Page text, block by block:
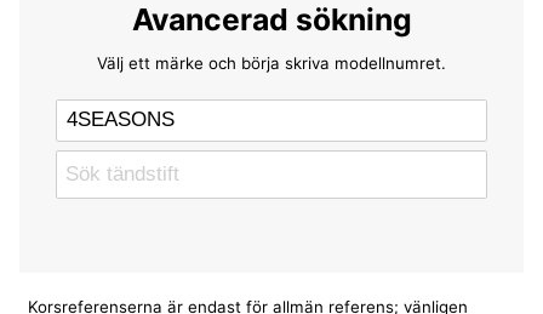
Avancerad sökning
Välj ett märke och börja skriva modellnumret.
Korsreferenserna är endast för allmän referens; vänligen